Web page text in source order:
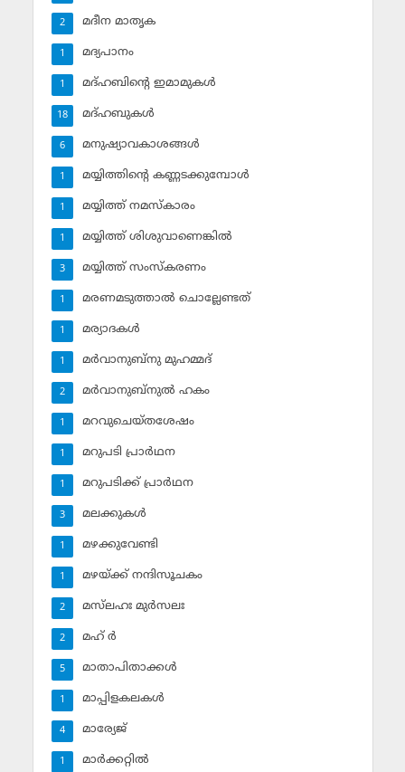
മദീന മാതൃക
2
മദ്യപാനം
1
മദ്ഹബിന്റെ ഇമാമുകള്‍
1
മദ്ഹബുകള്‍
18
മനുഷ്യാവകാശങ്ങള്‍
6
മയ്യിത്തിന്റെ കണ്ണടക്കുമ്പോള്‍
1
മയ്യിത്ത് നമസ്‌കാരം
1
മയ്യിത്ത് ശിശുവാണെങ്കില്‍
1
മയ്യിത്ത് സംസ്‌കരണം
3
മരണമടുത്താല്‍ ചൊല്ലേണ്ടത്
1
മര്യാദകള്‍
1
മര്‍വാനുബ്‌നു മുഹമ്മദ്
1
മര്‍വാനുബ്‌നുല്‍ ഹകം
2
മറവുചെയ്തശേഷം
1
മറുപടി പ്രാര്‍ഥന
1
മറുപടിക്ക് പ്രാര്‍ഥന
1
മലക്കുകള്‍
3
മഴക്കുവേണ്ടി
1
മഴയ്ക്ക് നന്ദിസൂചകം
1
മസ്‌ലഹഃ മുര്‍സലഃ
2
മഹ് ര്‍
2
മാതാപിതാക്കള്‍
5
മാപ്പിളകലകള്‍
1
മാര്യേജ്
4
മാര്‍ക്കറ്റില്‍
1